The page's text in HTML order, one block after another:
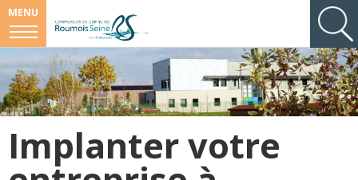
MENU
Implanter votre